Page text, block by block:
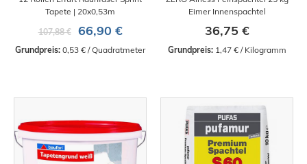
Tapete | 20x0,53m
107,88 €
66,90 €
Grundpreis: 0,53 € / Quadratmeter
Eimer Innenspachtel
36,75 €
Grundpreis: 1,47 € / Kilogramm